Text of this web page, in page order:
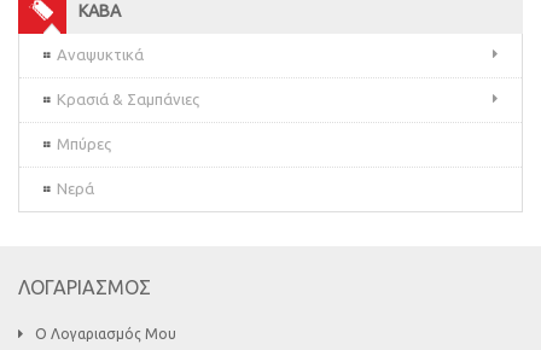
ΚΑΒΑ
Αναψυκτικά
Κρασιά & Σαμπάνιες
Μπύρες
Νερά
ΛΟΓΑΡΙΑΣΜΟΣ
Ο Λογαριασμός Μου